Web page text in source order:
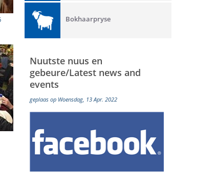
Bokhaarpryse
Nuutste nuus en
gebeure/Latest news and
events
geplaas op Woensdag, 13 Apr. 2022